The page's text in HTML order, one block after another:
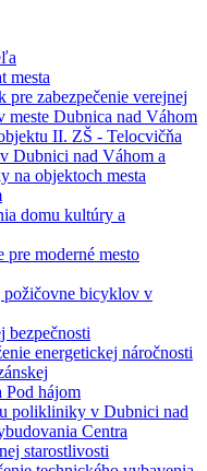
mesta
pre zabezpečenie verejnej
meste Dubnica nad Váhom
II. ZŠ - Telocvičňa
Dubnici nad Váhom a
na objektoch mesta
domu kultúry a
pre moderné mesto
požičovne bicyklov v
bezpečnosti
energetickej náročnosti
Pod hájom
polikliniky v Dubnici nad
Centra
starostlivosti